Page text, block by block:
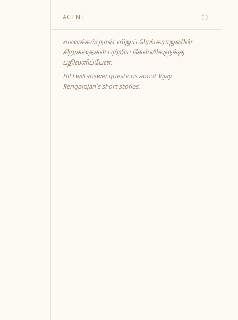
AGENT ↻
வணக்கம்! நான் விஜய் ரெங்கராஜனின்
சிறுகதைகள் பற்றிய கேள்விகளுக்கு
பதிலளிப்பேன்.
Hi! I will answer questions about Vijay
Rengarajan's short stories.